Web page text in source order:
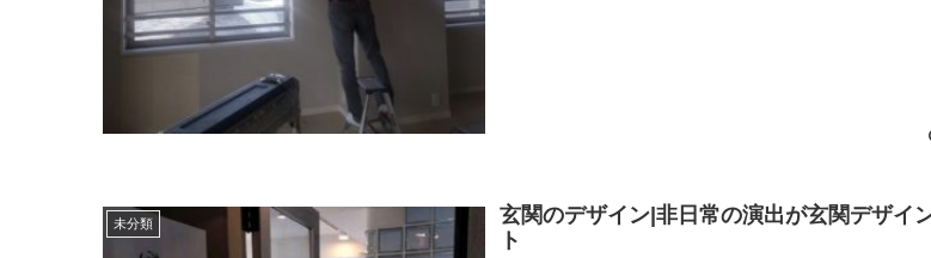
未分類
玄関のデザイン|非日常の演出が玄関デザイ
ト